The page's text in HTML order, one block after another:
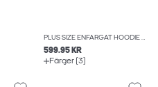
PLUS SIZE ENFÄRGAT HOODIE MED BLIXTLÅS
599.95 KR
Färger (3)